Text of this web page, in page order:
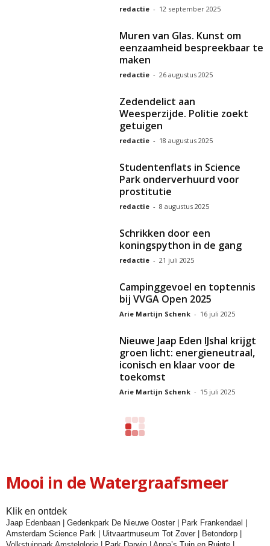
redactie - 12 september 2025
Muren van Glas. Kunst om
eenzaamheid bespreekbaar te
maken
redactie - 26 augustus 2025
Zedendelict aan
Weesperzijde. Politie zoekt
getuigen
redactie - 18 augustus 2025
Studentenflats in Science
Park onderverhuurd voor
prostitutie
redactie - 8 augustus 2025
Schrikken door een
koningspython in de gang
redactie - 21 juli 2025
Campinggevoel en toptennis
bij VVGA Open 2025
Arie Martijn Schenk - 16 juli 2025
Nieuwe Jaap Eden IJshal krijgt
groen licht: energieneutraal,
iconisch en klaar voor de
toekomst
Arie Martijn Schenk - 15 juli 2025
Mooi in de Watergraafsmeer
Klik en ontdek
Jaap Edenbaan Gedenkpark De Nieuwe Ooster Park Frankendael
Amsterdam Science Park
Uitvaartmuseum Tot Zover Betondorp